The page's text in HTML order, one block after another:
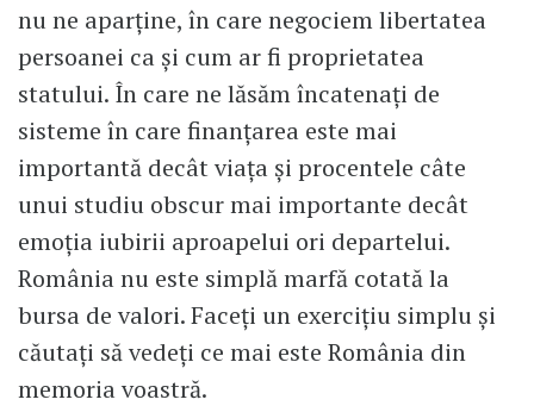
nu ne aparține, în care negociem libertatea
persoanei ca și cum ar fi proprietatea
statului. În care ne lăsăm încatenați de
sisteme în care finanțarea este mai
importantă decât viața și procentele câte
unui studiu obscur mai importante decât
emoția iubirii aproapelui ori departelui.
România nu este simplă marfă cotată la
bursa de valori. Faceți un exercițiu simplu și
căutați să vedeți ce mai este România din
memoria voastră.